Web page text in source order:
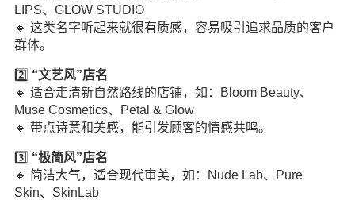
LIPS、GLOW STUDIO
🔸 这类名字听起来就很有质感，容易吸引追求品质的客户
群体。
2️⃣ “文艺风”店名
🔸 适合走清新自然路线的店铺，如：Bloom Beauty、
Muse Cosmetics、Petal & Glow
🔸 带点诗意和美感，能引发顾客的情感共鸣。
3️⃣ “极简风”店名
🔸 简洁大气，适合现代审美，如：Nude Lab、Pure
Skin、SkinLab